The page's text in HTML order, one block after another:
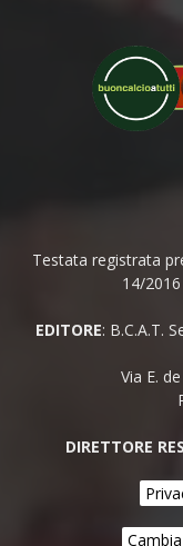
Testata registrata
14/
EDITORE: B.C.A.T.
Via E.
DIRETTORE